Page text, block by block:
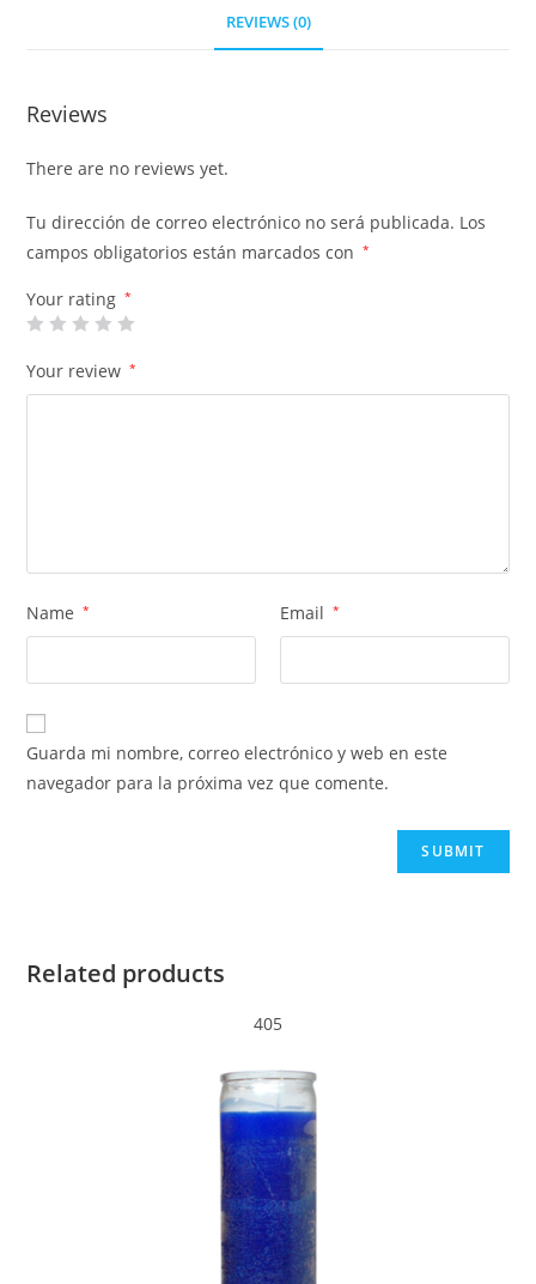
REVIEWS (0)
Reviews
There are no reviews yet.
Tu dirección de correo electrónico no será publicada. Los
campos obligatorios están marcados con
*
Your rating *
Your review *
Name * Email *
Guarda mi nombre, correo electrónico y web en este
navegador para la próxima vez que comente.
Related products
405